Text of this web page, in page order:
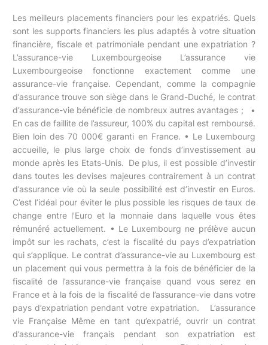
Les meilleurs placements financiers pour les expatriés. Quels
sont les supports financiers les plus adaptés à votre situation
financière, fiscale et patrimoniale pendant une expatriation ?
L’assurance-vie Luxembourgeoise L’assurance vie
Luxembourgeoise fonctionne exactement comme une
assurance-vie française. Cependant, comme la compagnie
d’assurance trouve son siège dans le Grand-Duché, le contrat
d’assurance-vie bénéficie de nombreux autres avantages ; •
En cas de faillite de l’assureur, 100% du capital est remboursé.
Bien loin des 70 000€ garanti en France. • Le Luxembourg
accueille, le plus large choix de fonds d’investissement au
monde après les Etats-Unis. De plus, il est possible d’investir
dans toutes les devises majeures contrairement à un contrat
d’assurance vie où la seule possibilité est d’investir en Euros.
C’est l’idéal pour éviter le plus possible les risques de taux de
change entre l’Euro et la monnaie dans laquelle vous êtes
rémunéré actuellement. • Le Luxembourg ne prélève aucun
impôt sur les rachats, c’est la fiscalité du pays d’expatriation
qui s’applique. Le contrat d’assurance-vie au Luxembourg est
un placement qui vous permettra à la fois de bénéficier de la
fiscalité de l’assurance-vie française quand vous serez en
France et à la fois de la fiscalité de l’assurance-vie dans votre
pays d’expatriation pendant votre expatriation. L’assurance
vie Française Même en tant qu’expatrié, ouvrir un contrat
d’assurance-vie français pendant son expatriation est